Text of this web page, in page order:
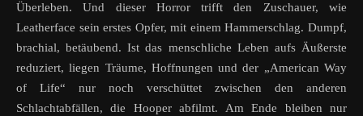
Überleben. Und dieser Horror trifft den Zuschauer, wie
Leatherface sein erstes Opfer, mit einem Hammerschlag. Dumpf,
brachial, betäubend. Ist das menschliche Leben aufs Äußerste
reduziert, liegen Träume, Hoffnungen und der „American Way
of Life“ nur noch verschüttet zwischen den anderen
Schlachtabfällen, die Hooper abfilmt. Am Ende bleiben nur